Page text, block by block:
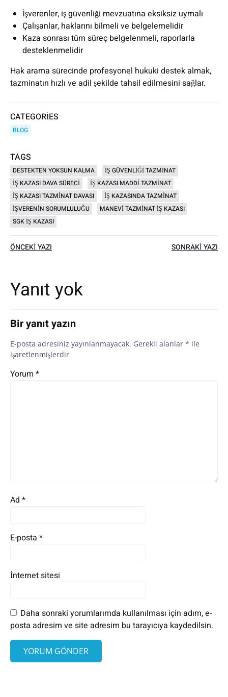
İşverenler, iş güvenliği mevzuatına eksiksiz uymalı
Çalışanlar, haklarını bilmeli ve belgelemelidir
Kaza sonrası tüm süreç belgelenmeli, raporlarla
desteklenmelidir
Hak arama sürecinde profesyonel hukuki destek almak,
tazminatın hızlı ve adil şekilde tahsil edilmesini sağlar.
CATEGORIES
BLOG
TAGS
DESTEKTEN YOKSUN KALMA
IŞ GÜVENLIĞI TAZMINAT
IŞ KAZASI DAVA SÜRECI
IŞ KAZASI MADDI TAZMINAT
IŞ KAZASI TAZMINAT DAVASI
IŞ KAZASINDA TAZMINAT
IŞVERENIN SORUMLULUĞU
MANEVI TAZMINAT IŞ KAZASI
SGK IŞ KAZASI
Yazı
dolaşımı
ÖNCEKI YAZI SONRAKI YAZI
Yanıt yok
Bir yanıt yazın
E-posta adresiniz yayınlanmayacak. Gerekli alanlar * ile
işaretlenmişlerdir
Yorum *
Ad *
E-posta *
İnternet sitesi
Daha sonraki yorumlarımda kullanılması için adım, e-
posta adresim ve site adresim bu tarayıcıya kaydedilsin.